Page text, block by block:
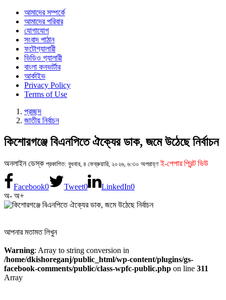
আমাদের সম্পর্কে
আমাদের পরিবার
যোগাযোগ
সংবাদ পাঠান
ফটোগ্যালারী
ভিডিও গ্যালারী
বাংলা কনভার্টার
আর্কাইভ
Privacy Policy
Terms of Use
প্রচ্ছদ
জাতীয় নির্বাচন
কিশোরগঞ্জে বিএনপিতে ঐক্যের ডাক, জমে উঠেছে নির্বাচন
অনলাইন ডেস্ক প্রকাশিত: বুধবার, ৪ ফেব্রুয়ারি, ২০২৬, ৬:৩০ অপরাহ্ণ ই-পেপার প্রিন্ট ভিউ
Facebook0 Tweet0 LinkedIn0
অ- অ+
আপনার মতামত লিখুন
Warning: Array to string conversion in
/home/dkishoreganj/public_html/wp-content/plugins/gs-
facebook-comments/public/class-wpfc-public.php on line 311
Array